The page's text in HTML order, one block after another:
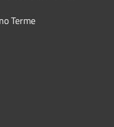
Terme